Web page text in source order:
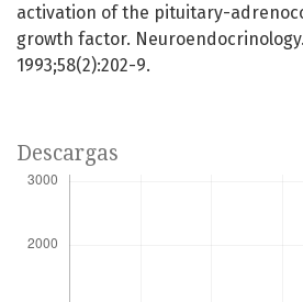
activation of the pituitary-
growth factor.
1993;58(2):202-9.
Descargas